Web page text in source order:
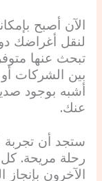
الآن أصبح
لنقل أغراضك
تبحث عنها
بين الشركات
أشبه بوجود
عنك.
ستجد أن
رحلة مريحة.
الآخرون بإنجاز